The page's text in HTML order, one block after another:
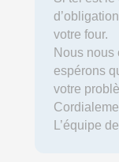
votre four.
Nous nous
espérons
votre
L’équipe